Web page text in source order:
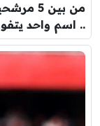
من بين
.. اسم واحد